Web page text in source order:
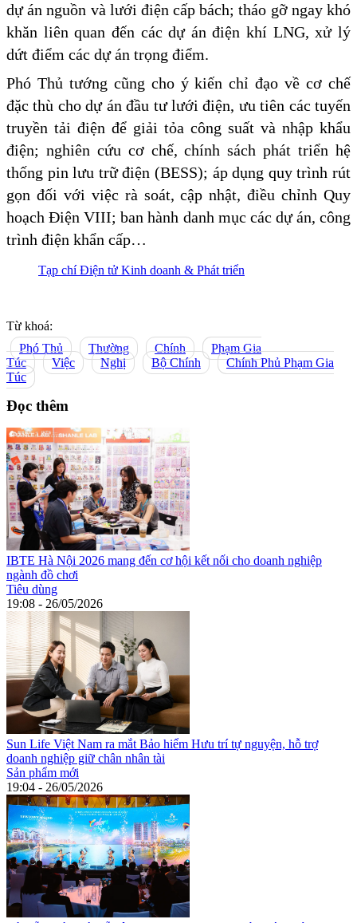
dự án nguồn và lưới điện cấp bách; tháo gỡ ngay khó
khăn liên quan đến các dự án điện khí LNG, xử lý
dứt điểm các dự án trọng điểm.
Phó Thủ tướng cũng cho ý kiến chỉ đạo về cơ chế
đặc thù cho dự án đầu tư lưới điện, ưu tiên các tuyến
truyền tải điện để giải tỏa công suất và nhập khẩu
điện; nghiên cứu cơ chế, chính sách phát triển hệ
thống pin lưu trữ điện (BESS); áp dụng quy trình rút
gọn đối với việc rà soát, cập nhật, điều chỉnh Quy
hoạch Điện VIII; ban hành danh mục các dự án, công
trình điện khẩn cấp…
Tạp chí Điện tử Kinh doanh & Phát triển
Từ khoá:
Phó Thủ
Thường Chính
Phạm Gia
Túc
Việc Nghị Bộ Chính
Chính Phủ Phạm Gia
Túc
Đọc thêm
IBTE Hà Nội 2026 mang đến cơ hội kết nối cho doanh nghiệp
ngành đồ chơi
Tiêu dùng
19:08 - 26/05/2026
Sun Life Việt Nam ra mắt Bảo hiểm Hưu trí tự nguyện, hỗ trợ
doanh nghiệp giữ chân nhân tài
Sản phẩm mới
19:04 - 26/05/2026